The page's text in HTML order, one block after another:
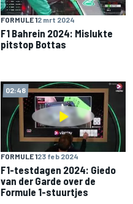
FORMULE 12 mrt 2024
F1 Bahrein 2024: Mislukte
pitstop Bottas
02:48
FORMULE 123 feb 2024
F1-testdagen 2024: Giedo
van der Garde over de
Formule 1-stuurtjes